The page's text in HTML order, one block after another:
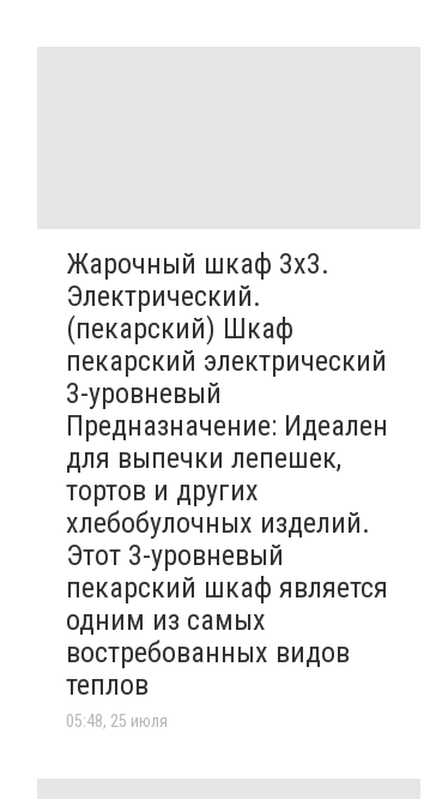
Жарочный шкаф 3х3.
Электрический.
(пекарский) Шкаф
пекарский электрический
3-уровневый
Предназначение: Идеален
для выпечки лепешек,
тортов и других
хлебобулочных изделий.
Этот 3-уровневый
пекарский шкаф является
одним из самых
востребованных видов
теплов
05:48, 25 июля